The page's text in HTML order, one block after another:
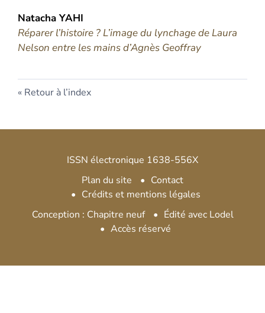
NatachaYAHI
Réparer l’histoire ? L’image du lynchage de Laura
Nelson entre les mains d’Agnès Geoffray
Retour à l’index
ISSN électronique 1638-556X
Plan du site
Contact
Crédits et mentions légales
Conception : Chapitre neuf
Édité avec Lodel
Accès réservé